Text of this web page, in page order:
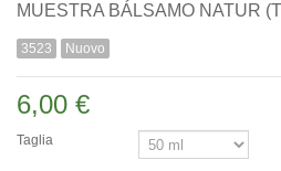
MUESTRA BÁLSAMO NATUR
3523 Nuovo
6,00 €
Taglia